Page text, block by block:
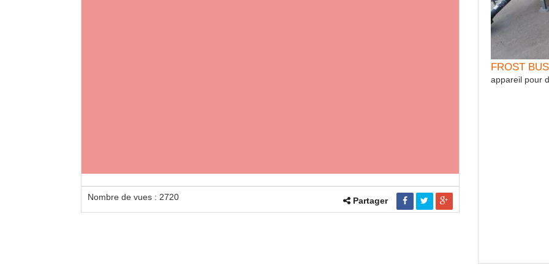
Nombre de vues : 2720 Partager
Location Compresseur sur prise de force
FROST
appareil pour